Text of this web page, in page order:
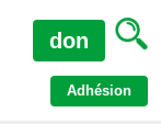
Adhésion
don